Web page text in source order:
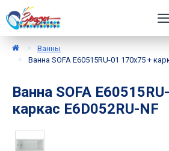
Ванны
Ванна SOFA E60515RU-01 170x75 +
Ванна SOFA
каркас E6D052RU-NF